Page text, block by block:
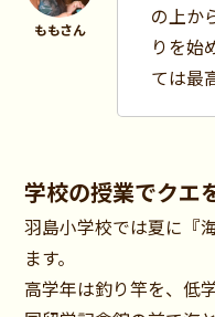
の上か
りを始
ては最
学校の授業でクエ
羽島小学校では夏に『
ます。
高学年は釣り竿を、低